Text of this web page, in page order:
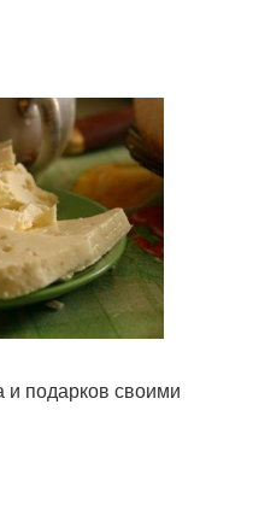
и подарков своими